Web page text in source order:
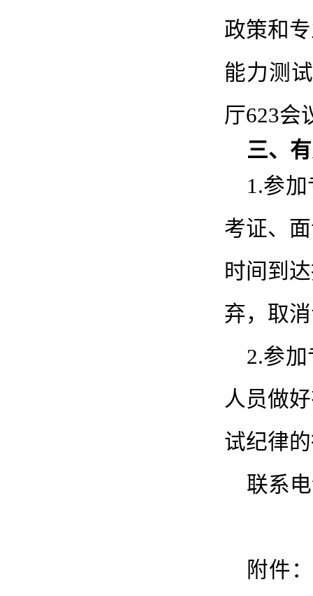
政策和
能力测
厅623会
三、
1.参
考证、
时间到
弃，取
2.参
人员做
试纪律
联系
附件